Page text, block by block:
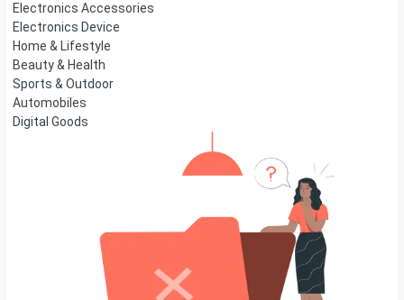
Electronics Accessories
Electronics Device
Home & Lifestyle
Beauty & Health
Sports & Outdoor
Automobiles
Digital Goods